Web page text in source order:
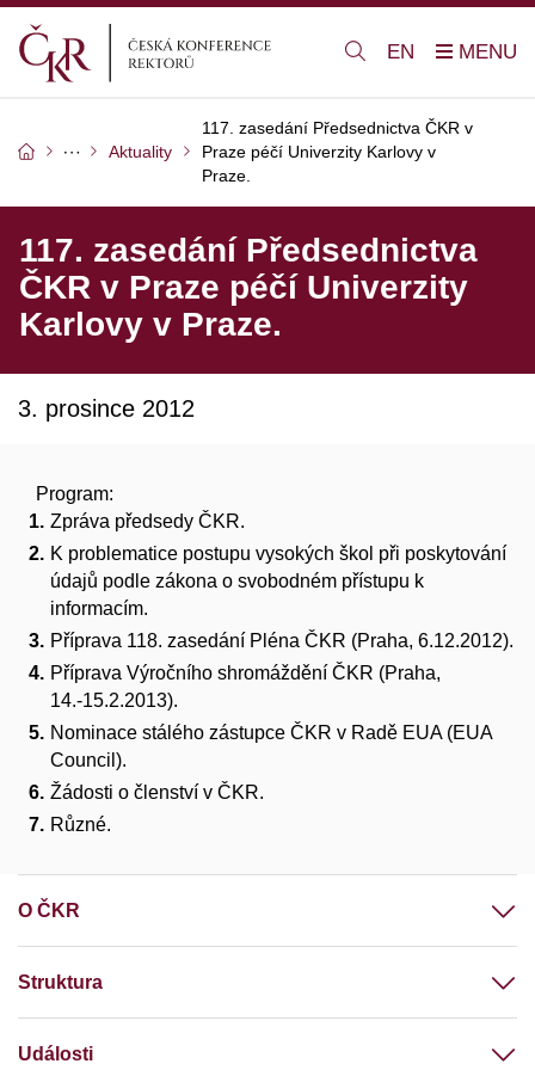
EN
Aktuality
117. zasedání Předsednictva ČKR v
Praze péčí Univerzity Karlovy v
Praze.
117. zasedání Předsednictva
ČKR v Praze péčí Univerzity
Karlovy v Praze.
3. prosince 2012
Program:
Zpráva předsedy ČKR.
K problematice postupu vysokých škol při poskytování
údajů podle zákona o svobodném přístupu k
informacím.
Příprava 118. zasedání Pléna ČKR (Praha, 6.12.2012).
Příprava Výročního shromáždění ČKR (Praha,
14.-15.2.2013).
Nominace stálého zástupce ČKR v Radě EUA (EUA
Council).
Žádosti o členství v ČKR.
Různé.
O ČKR
Struktura
Události